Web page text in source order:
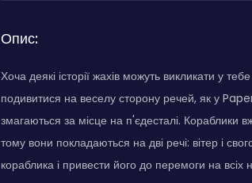
Опис:
Хоча деякі історії жахів можуть викликати у
подивитися на веселу сторону речей, як у
змагаються за місце на п'єдесталі. Кораблики
тому вони покладаються на дві речі: вітер і
кораблика і привести його до перемоги на